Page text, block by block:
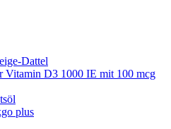
Dattel
Vitamin D3 1000 IE mit 100 mcg
plus